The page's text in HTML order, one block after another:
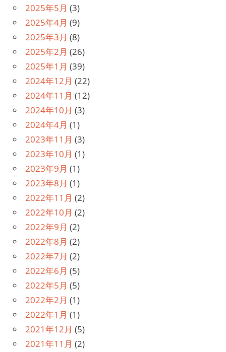
2025年5月 (3)
2025年4月 (9)
2025年3月 (8)
2025年2月 (26)
2025年1月 (39)
2024年12月 (22)
2024年11月 (12)
2024年10月 (3)
2024年4月 (1)
2023年11月 (3)
2023年10月 (1)
2023年9月 (1)
2023年8月 (1)
2022年11月 (2)
2022年10月 (2)
2022年9月 (2)
2022年8月 (2)
2022年7月 (2)
2022年6月 (5)
2022年5月 (5)
2022年2月 (1)
2022年1月 (1)
2021年12月 (5)
2021年11月 (2)